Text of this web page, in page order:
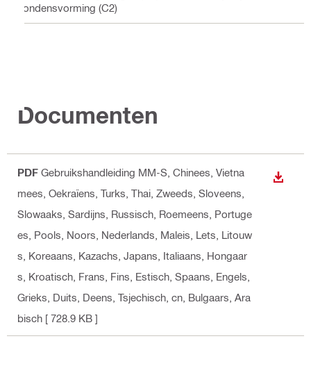
condensvorming (C2)
Documenten
PDF Gebruikshandleiding MM-S , Chinees, Vietna
mees, Oekraïens, Turks, Thai, Zweeds, Sloveens,
Slowaaks, Sardijns, Russisch, Roemeens, Portuge
es, Pools, Noors, Nederlands, Maleis, Lets, Litouw
s, Koreaans, Kazachs, Japans, Italiaans, Hongaar
s, Kroatisch, Frans, Fins, Estisch, Spaans, Engels,
Grieks, Duits, Deens, Tsjechisch, cn, Bulgaars, Ara
bisch [ 728.9 KB ]